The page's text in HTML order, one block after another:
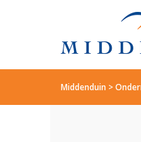
Middenduin >